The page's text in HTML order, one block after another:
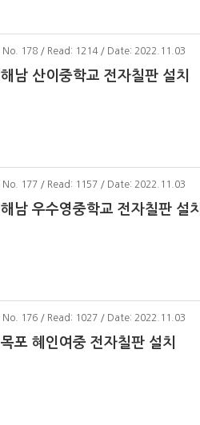
No . 178 / Read: 1214 / Date: 2022.11.03
해남 산이중학교 전자칠판 설치
No . 177 / Read: 1157 / Date: 2022.11.03
해남 우수영중학교 전자칠판 설치
No . 176 / Read: 1027 / Date: 2022.11.03
목포 혜인여중 전자칠판 설치